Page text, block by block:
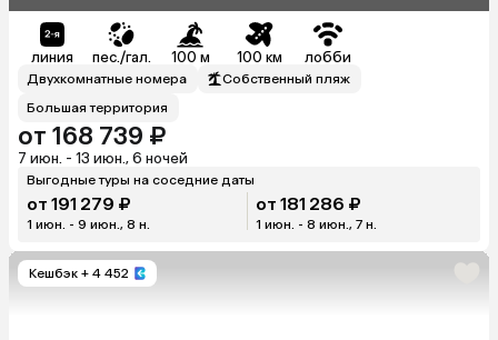
линия пес./гал. 100 м 100 км лобби
Двухкомнатные номера
Собственный пляж
Большая территория
от 168 739 ₽
7 июн. - 13 июн., 6 ночей
Выгодные туры на соседние даты
от 191 279 ₽
1 июн. - 9 июн., 8 н.
от 181 286 ₽
1 июн. - 8 июн., 7 н.
Кешбэк + 4 452